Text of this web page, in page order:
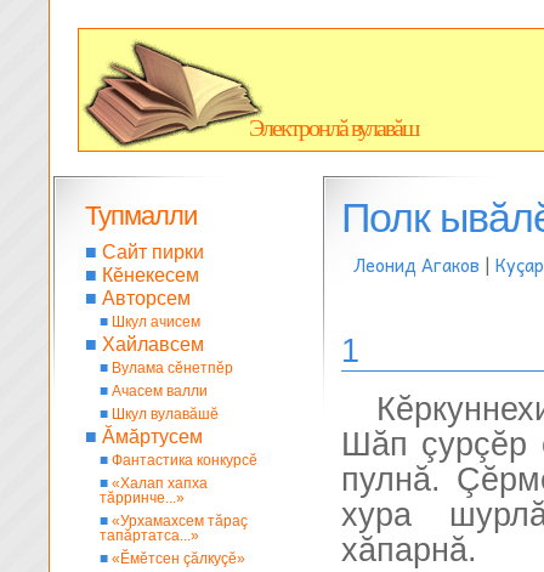
Электронлă вулавăш
Полк
Леонид Агаков |
1
Шăп çурçĕр
пулнă.
хура
хăпарнă.
Тупмалли
■ Сайт пирки
■ Кĕнекесем
■ Авторсем
■ Шкул ачисем
■ Хайлавсем
■ Вулама сĕнетпĕр
■ Ачасем валли
■ Шкул вулавăшĕ
■ Ăмăртусем
■ Фантастика конкурсĕ
■ «Халап хапха
тăрринче...»
■ «Урхамахсем тăраç
тапăртатса...»
■ «Ĕмĕтсен çăлкуçĕ»